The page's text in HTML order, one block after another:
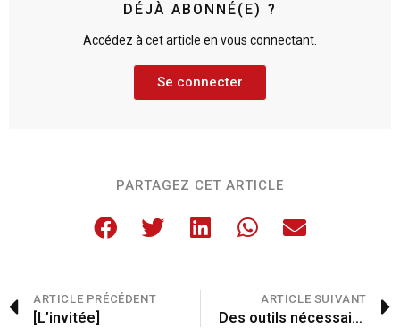
DÉJÀ ABONNÉ(E) ?
Accédez à cet article en vous connectant.
Se connecter
PARTAGEZ CET ARTICLE
ARTICLE PRÉCÉDENT
[L’invitée]
ARTICLE SUIVANT
Des outils nécessaires au service de la population